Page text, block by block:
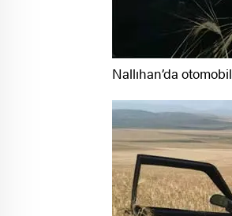
Nallıhan’da